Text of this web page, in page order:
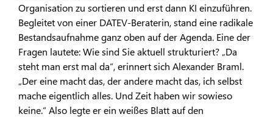
Organisation zu sortieren und erst dann KI einzuführen.
Begleitet von einer DATEV-Beraterin, stand eine radikale
Bestandsaufnahme ganz oben auf der Agenda. Eine der
Fragen lautete: Wie sind Sie aktuell strukturiert? „Da
steht man erst mal da“, erinnert sich Alexander Braml.
„Der eine macht das, der andere macht das, ich selbst
mache eigentlich alles. Und Zeit haben wir sowieso
keine.“ Also legte er ein weißes Blatt auf den